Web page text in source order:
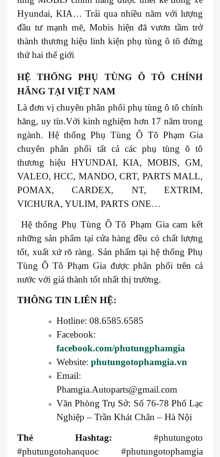
Hyundai, KIA… Trải qua nhiều năm với lượng
đầu tư mạnh mẽ, Mobis hiện đã vươn tầm trở
thành thương hiệu linh kiện phụ tùng ô tô đứng
thứ hai thế giới
HỆ THỐNG PHỤ TÙNG Ô TÔ CHÍNH
HÃNG TẠI VIỆT NAM
Là đơn vị chuyên phân phối phụ tùng ô tô chính
hãng, uy tín.Với kinh nghiệm hơn 17 năm trong
ngành. Hệ thống Phụ Tùng Ô Tô Phạm Gia
chuyên phân phối tất cả các phụ tùng ô tô
thương hiệu HYUNDAI, KIA, MOBIS, GM,
VALEO, HCC, MANDO, CRT, PARTS MALL,
POMAX, CARDEX, NT, EXTRIM,
VICHURA, YULIM, PARTS ONE…
Hệ thống Phụ Tùng Ô Tô Phạm Gia cam kết
những sản phẩm tại cửa hàng đều có chất lượng
tốt, xuất xứ rõ ràng. Sản phẩm tại hệ thống Phụ
Tùng Ô Tô Phạm Gia được phân phối trên cả
nước với giá thành tốt nhất thị trường.
THÔNG TIN LIÊN HỆ:
Hotline: 08.6585.6585
Facebook:
facebook.com/phutungphamgia
Website: phutungotophamgia.vn
Email:
Phamgia.Autoparts@gmail.com
Văn Phòng Trụ Sở: Số 76-78 Phố Lạc
Nghiệp – Trần Khát Chân – Hà Nội
Thẻ Hashtag: #phutungoto
#phutungotohanquoc #phutungotophamgia